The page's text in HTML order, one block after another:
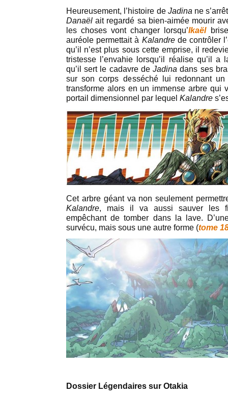
Heureusement, l’histoire de Jadina ne
Danaël ait regardé sa bien-aimée mourir
les choses vont changer lorsqu’Ikaël
auréole permettait à Kalandrede contrôler
qu’il n’est plus sous cette emprise, il
tristesse l’envahie lorsqu’il réalise qu’il a
qu’il sert le cadavre deJadina dans ses
sur son corps desséché lui redonnant
transforme alors en un immense arbre qui
portail dimensionnel par lequel Kalandre
Cet arbre géant va non seulement
Kalandre, mais il va aussi sauver les
empêchant de tomber dans la lave.
survécu, mais sous une autre forme (tome
Dossier Légendaires sur Otakia